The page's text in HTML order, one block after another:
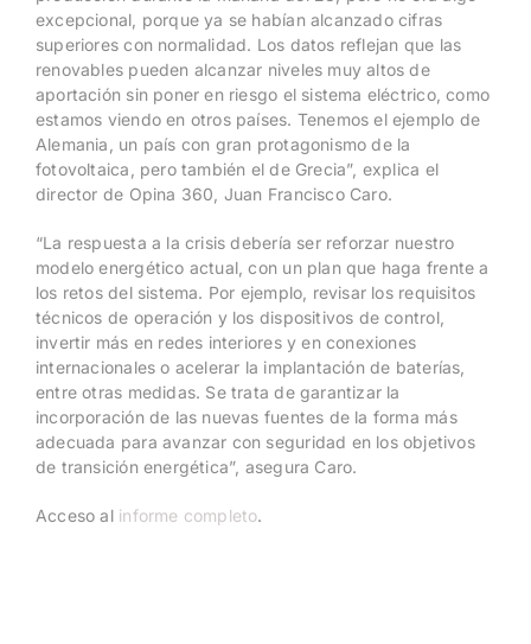
excepcional, porque ya se habían alcanzado cifras
superiores con normalidad. Los datos reflejan que las
renovables pueden alcanzar niveles muy altos de
aportación sin poner en riesgo el sistema eléctrico, como
estamos viendo en otros países. Tenemos el ejemplo de
Alemania, un país con gran protagonismo de la
fotovoltaica, pero también el de Grecia”, explica el
director de Opina 360, Juan Francisco Caro.
“La respuesta a la crisis debería ser reforzar nuestro
modelo energético actual, con un plan que haga frente a
los retos del sistema. Por ejemplo, revisar los requisitos
técnicos de operación y los dispositivos de control,
invertir más en redes interiores y en conexiones
internacionales o acelerar la implantación de baterías,
entre otras medidas. Se trata de garantizar la
incorporación de las nuevas fuentes de la forma más
adecuada para avanzar con seguridad en los objetivos
de transición energética”, asegura Caro.
Acceso al informe completo.